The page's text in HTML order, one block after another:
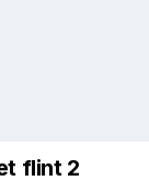
flint 2